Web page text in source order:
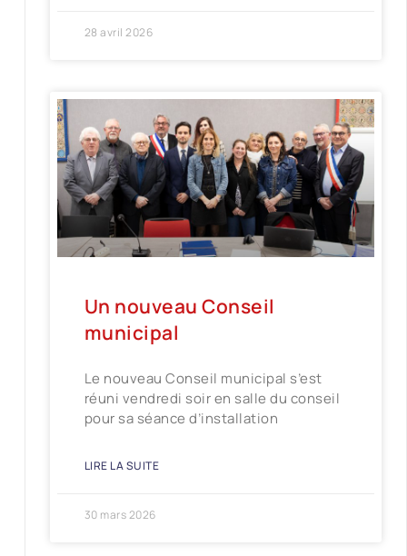
28 avril 2026
Un nouveau Conseil
municipal
Le nouveau Conseil municipal s’est
réuni vendredi soir en salle du conseil
pour sa séance d’installation
LIRE LA SUITE
30 mars 2026